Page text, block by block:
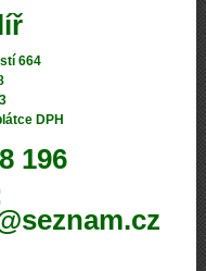
664
DPH
196